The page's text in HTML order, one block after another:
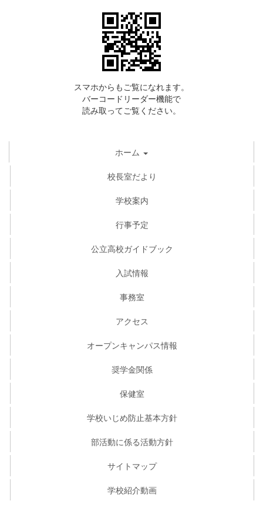
スマホからもご覧になれます。
バーコードリーダー機能で
読み取ってご覧ください。
ホーム
校長室だより
学校案内
行事予定
公立高校ガイドブック
入試情報
事務室
アクセス
オープンキャンパス情報
奨学金関係
保健室
学校いじめ防止基本方針
部活動に係る活動方針
サイトマップ
学校紹介動画